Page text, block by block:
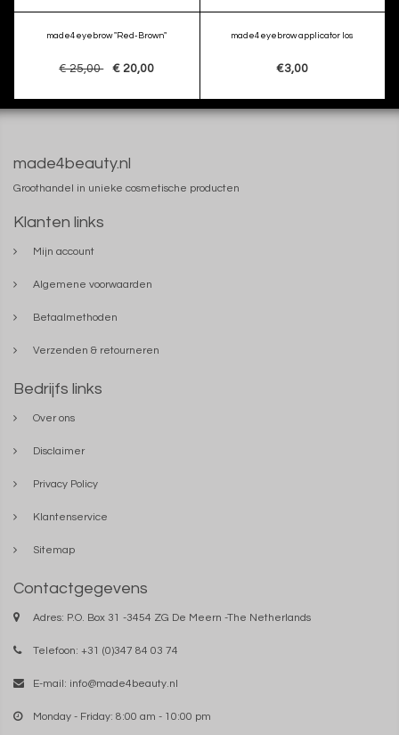
made4eyebrow "Red-Brown"
€ 25,00 € 20,00
made4eyebrow applicator los
€3,00
made4beauty.nl
Groothandel in unieke cosmetische producten
Klanten links
Mijn account
Algemene voorwaarden
Betaalmethoden
Verzenden & retourneren
Bedrijfs links
Over ons
Disclaimer
Privacy Policy
Klantenservice
Sitemap
Contactgegevens
Adres: P.O. Box 31 -3454 ZG De Meern -The Netherlands
Telefoon: +31 (0)347 84 03 74
E-mail: info@made4beauty.nl
Monday - Friday: 8:00 am - 10:00 pm